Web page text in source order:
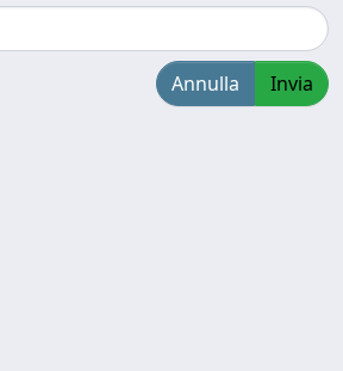
Annulla Invia